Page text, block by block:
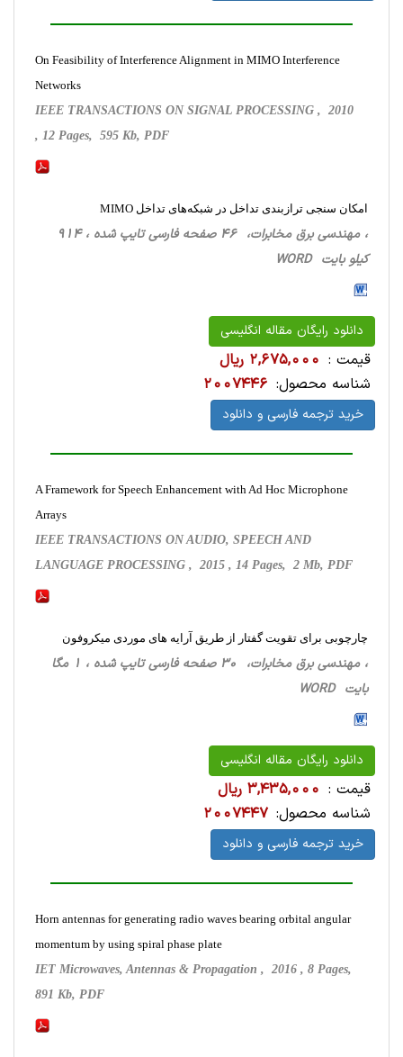
On Feasibility of Interference Alignment in MIMO Interference
Networks
IEEE TRANSACTIONS ON SIGNAL PROCESSING , 2010
, 12 Pages, 595 Kb, PDF
امکان سنجی ترازبندی تداخل در شبکه‌های تداخل MIMO
، مهندسی برق مخابرات، 46 صفحه فارسی تایپ شده ، 914
کیلو بایت WORD
دانلود رایگان مقاله انگلیسی
قیمت : 2,675,000 ریال
شناسه محصول: 2007446
خرید ترجمه فارسی و دانلود
A Framework for Speech Enhancement with Ad Hoc Microphone
Arrays
IEEE TRANSACTIONS ON AUDIO, SPEECH AND
LANGUAGE PROCESSING , 2015 , 14 Pages, 2 Mb, PDF
چارچوبی برای تقویت گفتار از طریق آرایه های موردی میکروفون
، مهندسی برق مخابرات، 30 صفحه فارسی تایپ شده ، 1 مگا
بایت WORD
دانلود رایگان مقاله انگلیسی
قیمت : 3,435,000 ریال
شناسه محصول: 2007447
خرید ترجمه فارسی و دانلود
Horn antennas for generating radio waves bearing orbital angular
momentum by using spiral phase plate
IET Microwaves, Antennas & Propagation , 2016 , 8 Pages,
891 Kb, PDF